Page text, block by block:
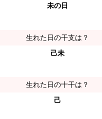
未の日
生れた日の干支は？
己未
生れた日の十干は？
己